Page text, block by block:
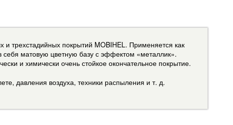
и трехстадийных покрытий MOBIHEL. Применяется как
себя матовую цветную базу с эффектом «металлик».
и химически очень стойкое окончательное покрытие.
давления воздуха, техники распыления и т. д.